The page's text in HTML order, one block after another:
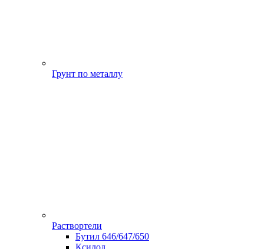
Грунт по металлу
Раствортели
Бутил 646/647/650
Ксилол